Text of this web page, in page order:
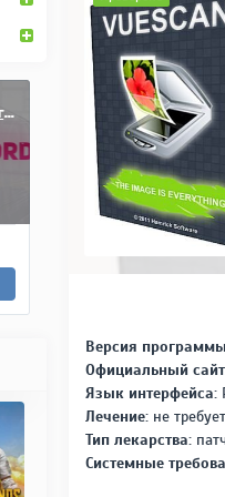
Версия
Официальный
Язык интерфейса:
Лечение:не
Тип лекарства:
Системные